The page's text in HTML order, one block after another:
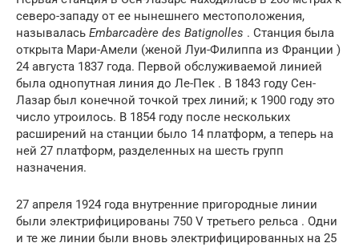
северо-западу от ее нынешнего местоположения,
называлась Embarcadère des Batignolles . Станция была
открыта Мари-Амели (женой Луи-Филиппа из Франции )
24 августа 1837 года. Первой обслуживаемой линией
была однопутная линия до Ле-Пек . В 1843 году Сен-
Лазар был конечной точкой трех линий; к 1900 году это
число утроилось. В 1854 году после нескольких
расширений на станции было 14 платформ, а теперь на
ней 27 платформ, разделенных на шесть групп
назначения.
27 апреля 1924 года внутренние пригородные линии
были электрифицированы 750 V третьего рельса . Одни
и те же линии были вновь электрифицированных на 25